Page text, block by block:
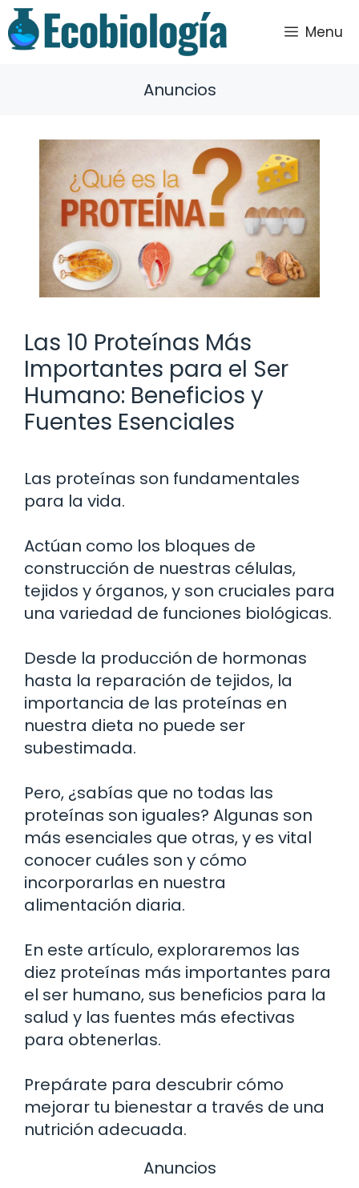
Saltar
al
contenido
Menu
Anuncios
Las 10 Proteínas Más
Importantes para el Ser
Humano: Beneficios y
Fuentes Esenciales
Las proteínas son fundamentales
para la vida.
Actúan como los bloques de
construcción de nuestras células,
tejidos y órganos, y son cruciales para
una variedad de funciones biológicas.
Desde la producción de hormonas
hasta la reparación de tejidos, la
importancia de las proteínas en
nuestra dieta no puede ser
subestimada.
Pero, ¿sabías que no todas las
proteínas son iguales? Algunas son
más esenciales que otras, y es vital
conocer cuáles son y cómo
incorporarlas en nuestra
alimentación diaria.
En este artículo, exploraremos las
diez proteínas más importantes para
el ser humano, sus beneficios para la
salud y las fuentes más efectivas
para obtenerlas.
Prepárate para descubrir cómo
mejorar tu bienestar a través de una
nutrición adecuada.
Anuncios